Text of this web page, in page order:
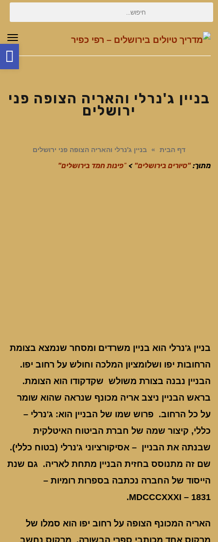
בניין ג'נרלי והאריה הצופה פני
ירושלים
דף הבית » בניין ג'נרלי והאריה הצופה פני ירושלים
מתוך: "סיורים בירושלים" >
"פינות חמד בירושלים"
בניין ג'נרלי הוא בניין משרדים ומסחר שנמצא בצומת
הרחובות יפו ושלומציון המלכה וחולש על רחוב יפו.
הבניין נבנה בצורת משולש שקדקודו הוא הצומת.
בראש הבניין ניצב אריה מכונף שנראה שהוא שומר
על כל הרחוב. פרוש שמו של הבניין הוא: ג'נרלי –
כללי, קיצור שמה של חברת הביטוח האיטלקית
שבנתה את הבניין – אסיקורציוני ג'נרלי (בטוח כללי).
שם זה מתנוסס בחזית הבניין מתחת לאריה. גם שנת
הייסוד של החברה נכתבה בספרות רומיות –
MDCCCXXXI – 1831.
האריה המכונף הצופה על רחוב יפו הוא סמלו של
מרקוס אחד מכותבי ספרי הבשורה. מרקוס נחשב